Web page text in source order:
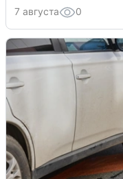
7 августа 0